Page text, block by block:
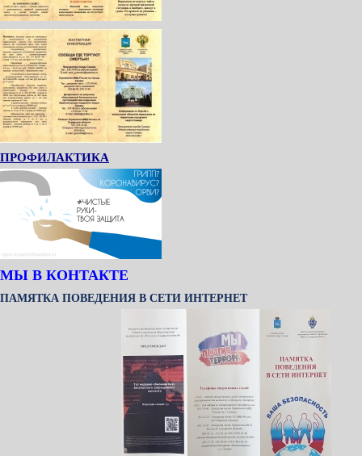
ПРОФИЛАКТИКА
МЫ В КОНТАКТЕ
ПАМЯТКА ПОВЕДЕНИЯ В СЕТИ ИНТЕРНЕТ